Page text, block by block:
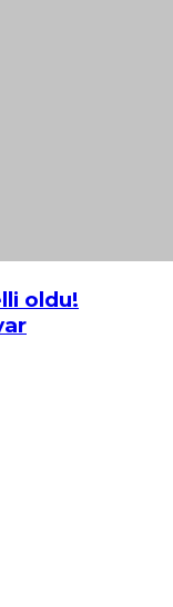
oldu!